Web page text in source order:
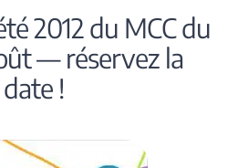
?
2012 du MCC du
— réservez la
date !